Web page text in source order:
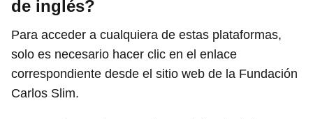
de inglés?
Para acceder a cualquiera de estas plataformas,
solo es necesario hacer clic en el enlace
correspondiente desde el sitio web de la Fundación
Carlos Slim.